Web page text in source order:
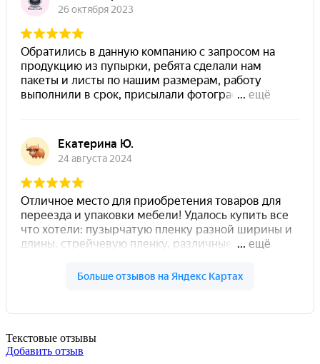
Текстовые отзывы
Добавить отзыв